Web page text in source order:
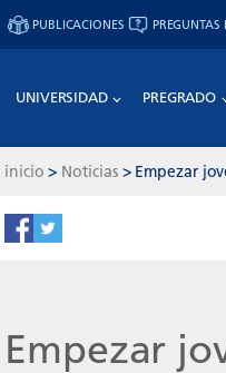
PUBLICACIONES PREGUNTAS
UNIVERSIDAD PREGRADO
inicio > Noticias > Empezar
Empezar